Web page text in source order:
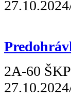
2A-60